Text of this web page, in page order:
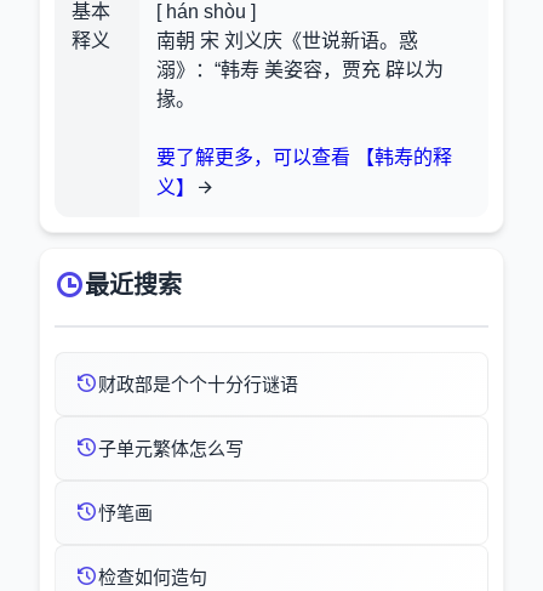
基本
释义
[ hán shòu ]
南朝 宋 刘义庆《世说新语。惑
溺》：“韩寿 美姿容，贾充 辟以为
掾。
要了解更多，可以查看 【韩寿的释
义】
最近搜索
财政部是个个十分行谜语
子单元繁体怎么写
忬笔画
检查如何造句